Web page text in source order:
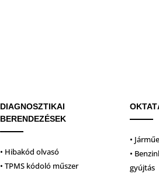
DIAGNOSZTIKAI
BERENDEZÉSEK
• Hibakód olvasó
• TPMS kódoló műszer
•
•
gyújtás